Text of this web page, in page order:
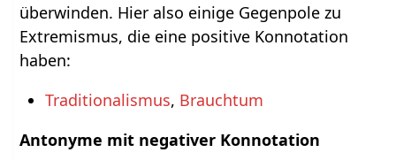
überwinden. Hier also einige Gegenpole zu
Extremismus, die eine positive Konnotation
haben:
Traditionalismus, Brauchtum
Antonyme mit negativer Konnotation